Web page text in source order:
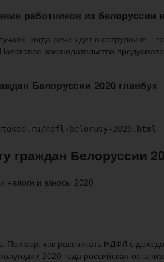
работников из белоруссии
когда речи идет о сотруднике –
законодательство
Белоруссии 2020 главбух
ndfl-belorusy-2020.html
граждан Белоруссии
как рассчитать НДФЛ с
2020 года российская